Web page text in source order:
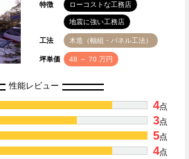
特徴 ローコストな工務店
地震に強い工務店
工法 木造（軸組・パネル工法）
坪単価 48 ～ 70 万円
性能レビュー
4点
3点
5点
4点